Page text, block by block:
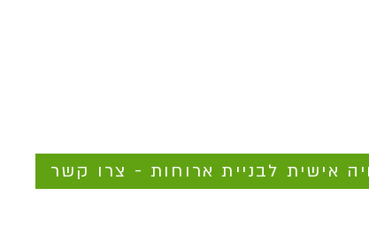
אישית לבניית ארוחות - צרו קשר